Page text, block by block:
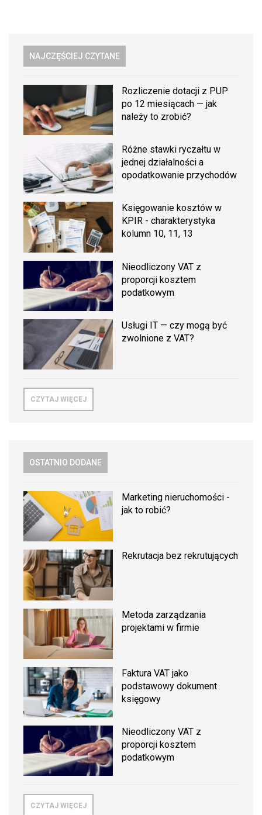
NAJCZĘŚCIEJ CZYTANE
Rozliczenie dotacji z PUP
po 12 miesiącach — jak
należy to zrobić?
Różne stawki ryczałtu w
jednej działalności a
opodatkowanie przychodów
Księgowanie kosztów w
KPIR - charakterystyka
kolumn 10, 11, 13
Nieodliczony VAT z
proporcji kosztem
podatkowym
Usługi IT — czy mogą być
zwolnione z VAT?
CZYTAJ WIĘCEJ
OSTATNIO DODANE
Marketing nieruchomości -
jak to robić?
Rekrutacja bez rekrutujących
Metoda zarządzania
projektami w firmie
Faktura VAT jako
podstawowy dokument
księgowy
Nieodliczony VAT z
proporcji kosztem
podatkowym
CZYTAJ WIĘCEJ